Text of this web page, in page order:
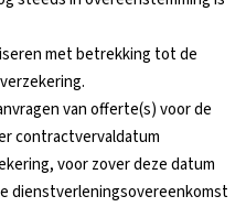
met betrekking tot de
van offerte(s) voor de
contractvervaldatum
voor zover deze datum
dienstverleningsovereenkomst